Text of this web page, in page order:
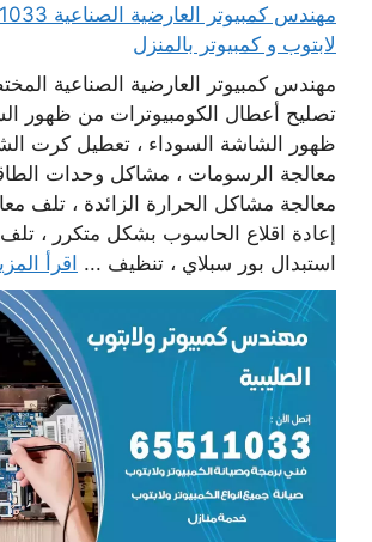
لابتوب و كمبيوتر بالمنزل
مهندس كمبيوتر العارضية الصناعية
تصليح أعطال الكومبيوترات من ظهور
ظهور الشاشة السوداء ، تعطيل كرت
معالجة الرسومات ، مشاكل وحدات
معالجة مشاكل الحرارة الزائدة ، تلف
إعادة اقلاع الحاسوب بشكل متكرر ، تلف
استبدال بور سبلاي ، تنظيف ... اقرأ